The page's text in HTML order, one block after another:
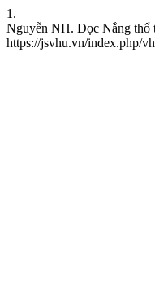
1.
Nguyễn NH. Đọc Nắng thổ
https://jsvhu.vn/index.php/